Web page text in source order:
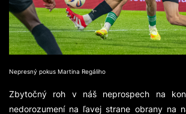
Nepresný pokus Martina Regáliho
Zbytočný roh v náš neprospech na
nedorozumení na ľavej strane obrany na